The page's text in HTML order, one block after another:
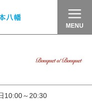
MENU
10:00～20:30